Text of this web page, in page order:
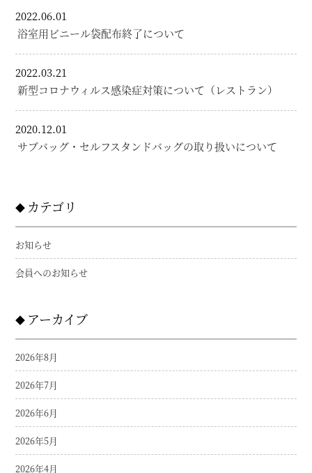
2022.06.01
浴室用ビニール袋配布終了について
2022.03.21
新型コロナウィルス感染症対策について（レストラン）
2020.12.01
サブバッグ・セルフスタンドバッグの取り扱いについて
カテゴリ
お知らせ
会員へのお知らせ
アーカイブ
2026年8月
2026年7月
2026年6月
2026年5月
2026年4月